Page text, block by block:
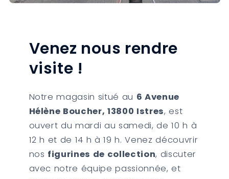
Venez nous rendre
visite !
Notre magasin situé au 6 Avenue
Hélène Boucher, 13800 Istres, est
ouvert du mardi au samedi, de 10 h à
12 h et de 14 h à 19 h. Venez découvrir
nos figurines de collection, discuter
avec notre équipe passionnée, et